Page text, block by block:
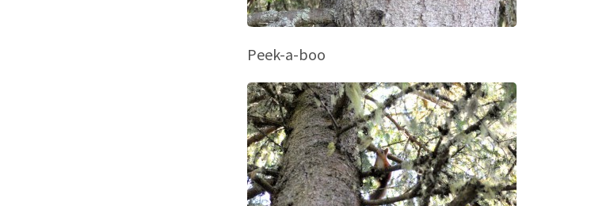
Peek-a-boo